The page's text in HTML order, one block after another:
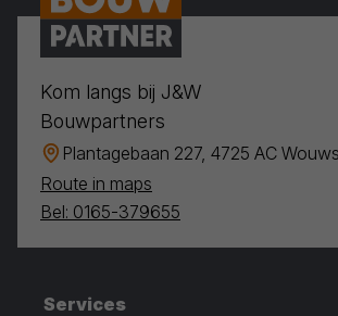
Kom langs bij J&W
Bouwpartners
Plantagebaan 227, 4725 AC
Route in maps
Bel: 0165-379655
Services